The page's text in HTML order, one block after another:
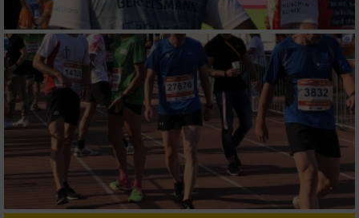
Erstellung von Profilen für personalisierte
Werbung
Verwendung von Profilen zur Auswahl
personalisierter Werbung
Erstellung von Profilen zur Personalisierung
von Inhalten
Verwendung von Profilen zur Auswahl
personalisierter Inhalte